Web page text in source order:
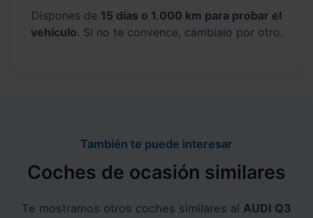
Dispones de 15 días o 1.000 km para probar el
vehículo. Si no te convence, cámbialo por otro.
También te puede interesar
Coches de ocasión similares
Te mostramos otros coches similares al AUDI Q3